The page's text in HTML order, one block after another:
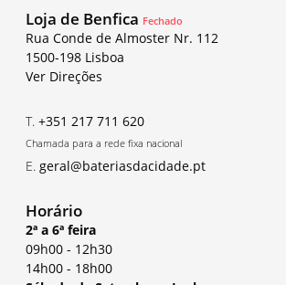
Loja de Benfica Fechado
Rua Conde de Almoster Nr. 112
1500-198 Lisboa
Ver Direções
T. +351 217 711 620
Chamada para a rede fixa nacional
E. geral@bateriasdacidade.pt
Horário
2ª a 6ª feira
09h00 - 12h30
14h00 - 18h00